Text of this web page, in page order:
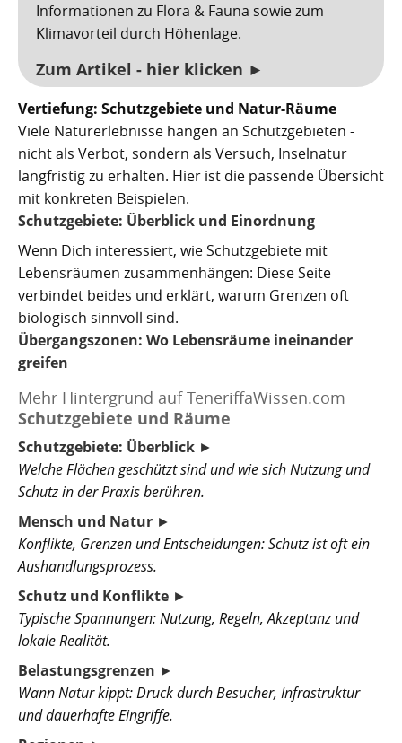
Informationen zu Flora & Fauna sowie zum
Klimavorteil durch Höhenlage.
Zum Artikel - hier klicken ►
Vertiefung: Schutzgebiete und Natur-Räume
Viele Naturerlebnisse hängen an Schutzgebieten -
nicht als Verbot, sondern als Versuch, Inselnatur
langfristig zu erhalten. Hier ist die passende Übersicht
mit konkreten Beispielen.
Schutzgebiete: Überblick und Einordnung
Wenn Dich interessiert, wie Schutzgebiete mit
Lebensräumen zusammenhängen: Diese Seite
verbindet beides und erklärt, warum Grenzen oft
biologisch sinnvoll sind.
Übergangszonen: Wo Lebensräume ineinander
greifen
Mehr Hintergrund auf TeneriffaWissen.com
Schutzgebiete und Räume
Schutzgebiete: Überblick ►
Welche Flächen geschützt sind und wie sich Nutzung und
Schutz in der Praxis berühren.
Mensch und Natur ►
Konflikte, Grenzen und Entscheidungen: Schutz ist oft ein
Aushandlungsprozess.
Schutz und Konflikte ►
Typische Spannungen: Nutzung, Regeln, Akzeptanz und
lokale Realität.
Belastungsgrenzen ►
Wann Natur kippt: Druck durch Besucher, Infrastruktur
und dauerhafte Eingriffe.